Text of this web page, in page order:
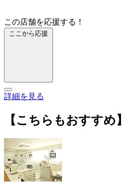
この店舗を応援する！
ここから応援
詳細を見る
【こちらもおすすめ】